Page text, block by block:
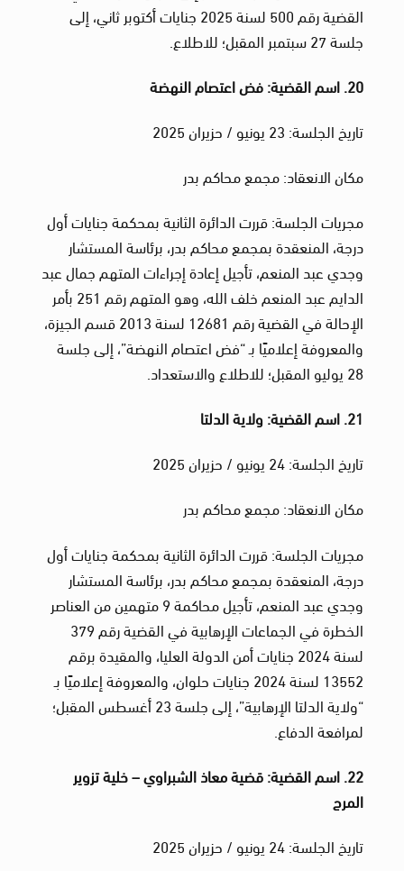
القضية رقم 500 لسنة 2025 جنايات أكتوبر ثاني، إلى
جلسة 27 سبتمبر المقبل؛ للاطلاع.
20. اسم القضية: فض اعتصام النهضة
تاريخ الجلسة: 23 يونيو / حزيران 2025
مكان الانعقاد: مجمع محاكم بدر
مجريات الجلسة: قررت الدائرة الثانية بمحكمة جنايات أول
درجة، المنعقدة بمجمع محاكم بدر، برئاسة المستشار
وجدي عبد المنعم، تأجيل إعادة إجراءات المتهم جمال عبد
الدايم عبد المنعم خلف الله، وهو المتهم رقم 251 بأمر
الإحالة في القضية رقم 12681 لسنة 2013 قسم الجيزة،
والمعروفة إعلاميًا بـ “فض اعتصام النهضة”، إلى جلسة
28 يوليو المقبل؛ للاطلاع والاستعداد.
21. اسم القضية: ولاية الدلتا
تاريخ الجلسة: 24 يونيو / حزيران 2025
مكان الانعقاد: مجمع محاكم بدر
مجريات الجلسة: قررت الدائرة الثانية بمحكمة جنايات أول
درجة، المنعقدة بمجمع محاكم بدر، برئاسة المستشار
وجدي عبد المنعم، تأجيل محاكمة 9 متهمين من العناصر
الخطرة في الجماعات الإرهابية في القضية رقم 379
لسنة 2024 جنايات أمن الدولة العليا، والمقيدة برقم
13552 لسنة 2024 جنايات حلوان، والمعروفة إعلاميًا بـ
“ولاية الدلتا الإرهابية”، إلى جلسة 23 أغسطس المقبل؛
لمرافعة الدفاع.
22. اسم القضية: قضية معاذ الشبراوي – خلية تزوير
المرج
تاريخ الجلسة: 24 يونيو / حزيران 2025